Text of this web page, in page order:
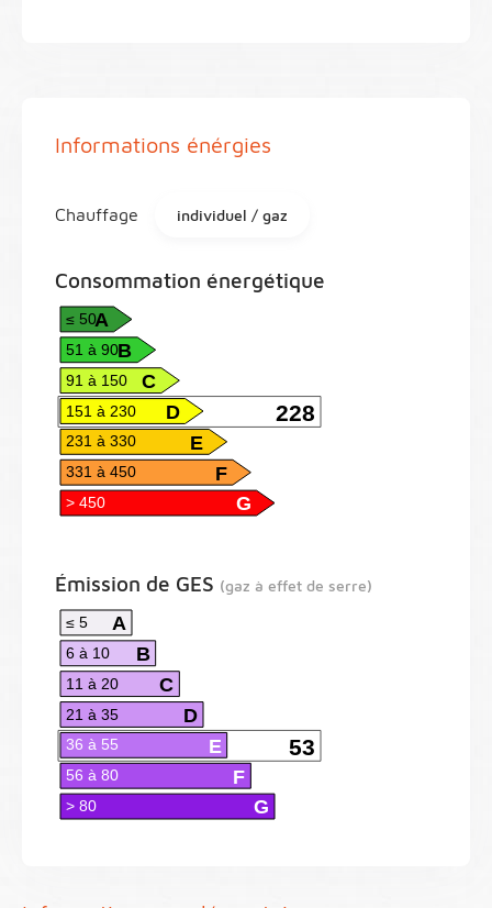
Informations énérgies
Chauffage individuel / gaz
Consommation énergétique
A
≤ 50
B
51 à 90
C
91 à 150
228
D
151 à 230
E
231 à 330
F
331 à 450
G
> 450
Émission de GES (gaz à effet de serre)
A
≤ 5
B
6 à 10
C
11 à 20
D
21 à 35
53
E
36 à 55
F
56 à 80
G
> 80